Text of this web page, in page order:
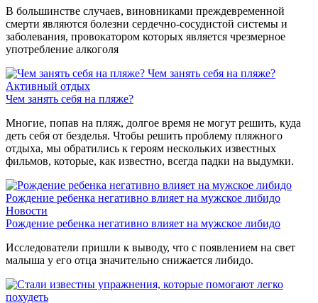
В большинстве случаев, виновниками преждевременной
смерти являются болезни сердечно-сосудистой системы и
заболевания, провокатором которых является чрезмерное
употребление алкоголя
Чем занять себя на пляже?
Активный отдых
Чем занять себя на пляже?
Многие, попав на пляж, долгое время не могут решить, куда
деть себя от безделья. Чтобы решить проблему пляжного
отдыха, мы обратились к героям нескольких известных
фильмов, которые, как известно, всегда падки на выдумки.
Рождение ребенка негативно влияет на мужское либидо
Новости
Рождение ребенка негативно влияет на мужское либидо
Исследователи пришли к выводу, что с появлением на свет
малыша у его отца значительно снижается либидо.